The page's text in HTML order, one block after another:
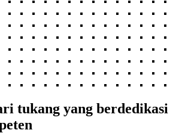
tukang yang berdedikasi